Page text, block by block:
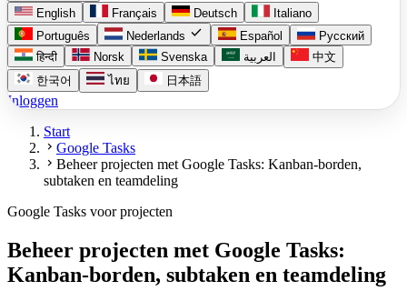
English Français Deutsch
Italiano
Português
Nederlands check Español
Русский
हिन्दी
Norsk Svenska العربية
中文
한국어
ไทย 日本語
Inloggen
Start
chevron_right Google Tasks
chevron_right Beheer projecten met Google Tasks: Kanban-borden,
subtaken en teamdeling
Google Tasks voor projecten
Beheer projecten met Google Tasks:
Kanban-borden, subtaken en teamdeling